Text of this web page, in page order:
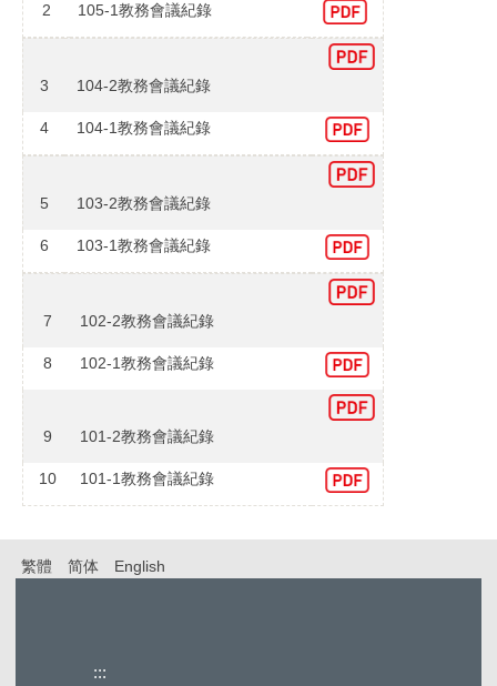
2 105-1教務會議紀錄
3 104-2教務會議紀錄
4 104-1教務會議紀錄
5 103-2教務會議紀錄
6 103-1教務會議紀錄
7 102-2教務會議紀錄
8 102-1教務會議紀錄
9 101-2教務會議紀錄
10 101-1教務會議紀錄
繁體 简体 English
:::